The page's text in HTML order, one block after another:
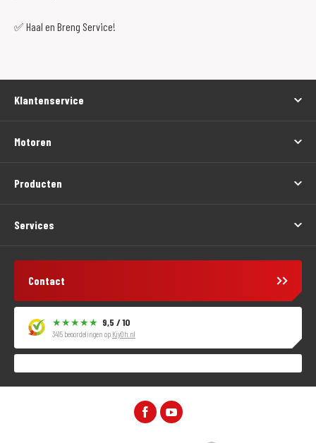
✅ Haal en Breng Service!
Klantenservice
Motoren
Producten
Services
Contact
9,5 / 10
3415 beoordelingen op KiyOh.nl